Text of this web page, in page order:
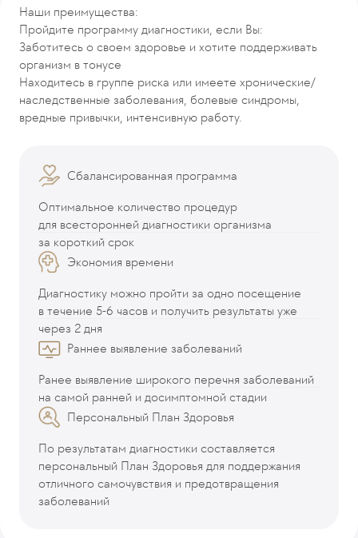
Врачи-кураторы
Отзывы
Рекомендуемые программы
Наши преимущества:
Пройдите программу диагностики, если Вы:
Заботитесь о своем здоровье и хотите поддерживать
организм в тонусе
Находитесь в группе риска или имеете хронические/
наследственные заболевания, болевые синдромы,
вредные привычки, интенсивную работу.
Сбалансированная программа
Оптимальное количество процедур
для всесторонней диагностики организма
за короткий срок
Экономия времени
Диагностику можно пройти за одно посещение
в течение 5-6 часов и получить результаты уже
через 2 дня
Раннее выявление заболеваний
Ранее выявление широкого перечня заболеваний
на самой ранней и досимптомной стадии
Персональный План Здоровья
По результатам диагностики составляется
персональный План Здоровья для поддержания
отличного самочувствия и предотвращения
заболеваний